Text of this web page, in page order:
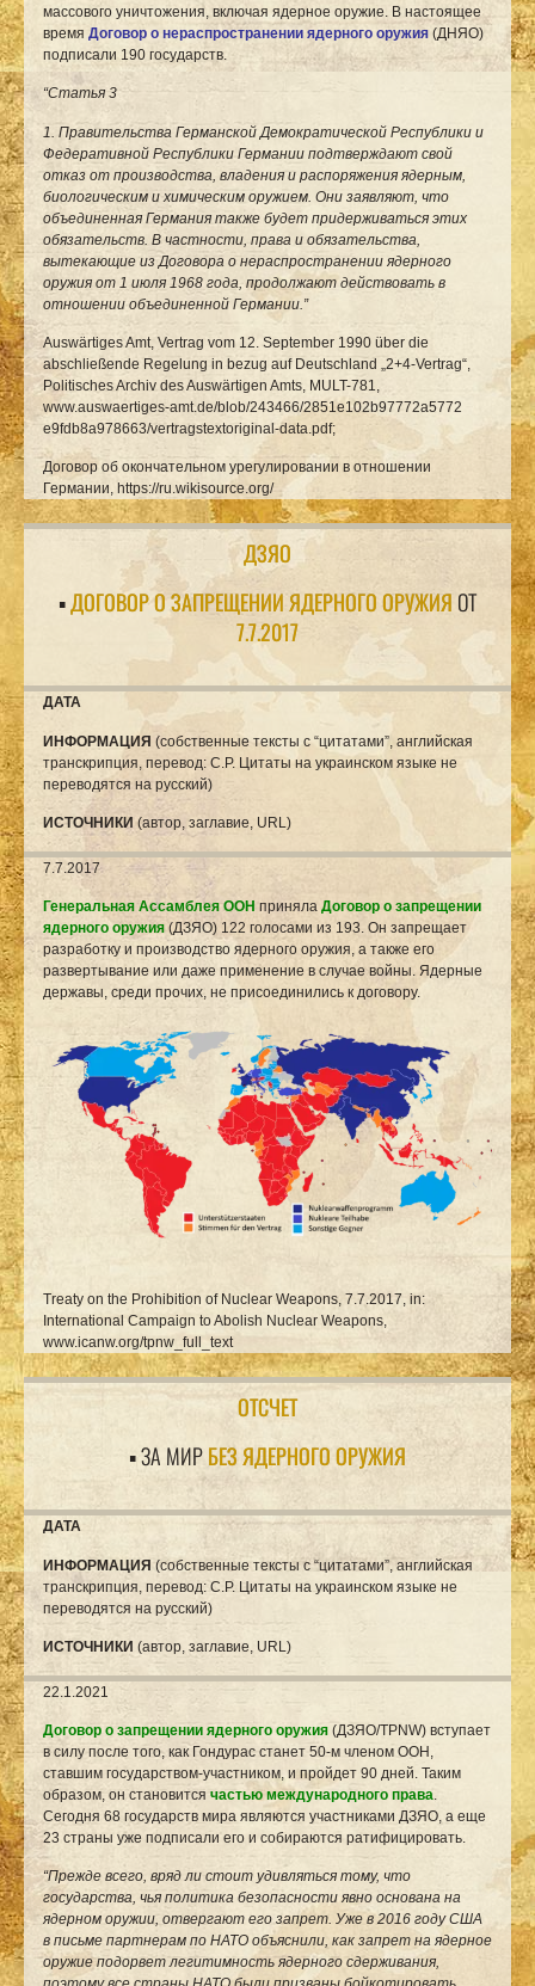
массового уничтожения, включая ядерное оружие. В настоящее
время Договор о нераспространении ядерного оружия (ДНЯО)
подписали 190 государств.
“Статья 3
1. Правительства Германской Демократической Республики и
Федеративной Республики Германии подтверждают свой
отказ от производства, владения и распоряжения ядерным,
биологическим и химическим оружием. Они заявляют, что
объединенная Германия также будет придерживаться этих
обязательств. В частности, права и обязательства,
вытекающие из Договора о нераспространении ядерного
оружия от 1 июля 1968 года, продолжают действовать в
отношении объединенной Германии.”
Auswärtiges Amt, Vertrag vom 12. September 1990 über die
abschließende Regelung in bezug auf Deutschland „2+4-Vertrag“,
Politisches Archiv des Auswärtigen Amts, MULT-781,
www.auswaertiges-amt.de/blob/243466/2851e102b97772a5772
e9fdb8a978663/vertragstextoriginal-data.pdf;
Договор об окончательном урегулировании в отношении
Германии, https://ru.wikisource.org/
ДЗЯО
▪ДОГОВОР О ЗАПРЕЩЕНИИ ЯДЕРНОГО ОРУЖИЯ ОТ
7.7.2017
ДАТА
ИНФОРМАЦИЯ (собственные тексты с “цитатами”, английская
транскрипция, перевод: С.Р. Цитаты на украинском языке не
переводятся на русский)
ИСТОЧНИКИ (автор, заглавие, URL)
7.7.2017
Генеральная Ассамблея ООН приняла Договор о запрещении
ядерного оружия (ДЗЯО) 122 голосами из 193. Он запрещает
разработку и производство ядерного оружия, а также его
развертывание или даже применение в случае войны. Ядерные
державы, среди прочих, не присоединились к договору.
Treaty on the Prohibition of Nuclear Weapons, 7.7.2017, in:
International Campaign to Abolish Nuclear Weapons,
www.icanw.org/tpnw_full_text
ОТСЧЕТ
▪ ЗА МИРБЕЗ ЯДЕРНОГО ОРУЖИЯ
ДАТА
ИНФОРМАЦИЯ (собственные тексты с “цитатами”, английская
транскрипция, перевод: С.Р. Цитаты на украинском языке не
переводятся на русский)
ИСТОЧНИКИ (автор, заглавие, URL)
22.1.2021
Договор о запрещении ядерного оружия (ДЗЯО/TPNW) вступает
в силу после того, как Гондурас станет 50-м членом ООН,
ставшим государством-участником, и пройдет 90 дней. Таким
образом, он становится частью международного права.
Сегодня 68 государств мира являются участниками ДЗЯО, а еще
23 страны уже подписали его и собираются ратифицировать.
“Прежде всего, вряд ли стоит удивляться тому, что
государства, чья политика безопасности явно основана на
ядерном оружии, отвергают его запрет. Уже в 2016 году США
в письме партнерам по НАТО объяснили, как запрет на ядерное
оружие подорвет легитимность ядерного сдерживания,